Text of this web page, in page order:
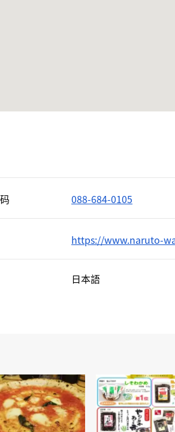
088-684-0105
https://www.naruto-
日本語